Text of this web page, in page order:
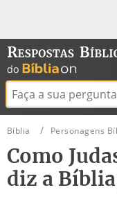
Buscar:
Bíblia Personagens
Como
diz a